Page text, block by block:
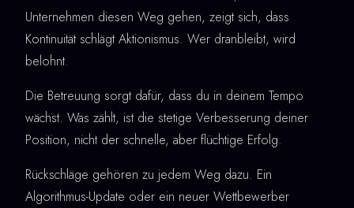
Unternehmen diesen Weg gehen, zeigt sich, dass
Kontinuität schlägt Aktionismus. Wer dranbleibt, wird
belohnt.
Die Betreuung sorgt dafür, dass du in deinem Tempo
wächst. Was zählt, ist die stetige Verbesserung deiner
Position, nicht der schnelle, aber flüchtige Erfolg.
Rückschläge gehören zu jedem Weg dazu. Ein
Algorithmus-Update oder ein neuer Wettbewerber